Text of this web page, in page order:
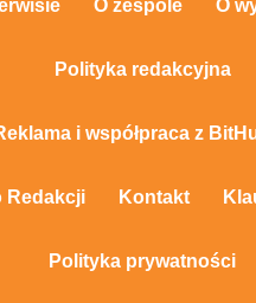
O zespole O
Polityka redakcyjna
i współpraca z
Redakcji Kontakt
Polityka prywatności